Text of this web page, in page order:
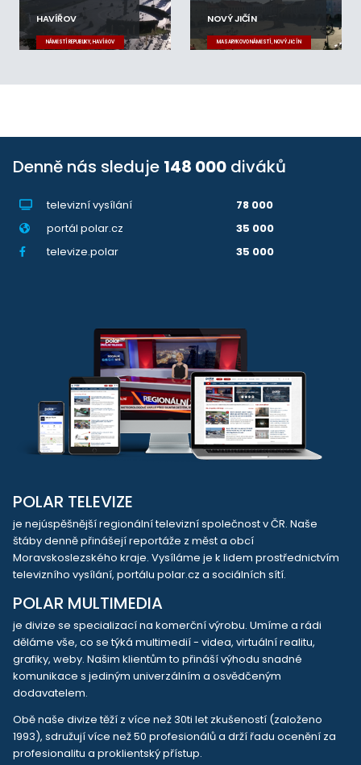
HAVÍŘOV
NÁMĚSTÍ REPUBLIKY, HAVÍŘOV
NOVÝ JIČÍN
MASARYKOVO NÁMĚSTÍ, NOVÝ JIČÍN
Denně nás sleduje 148 000 diváků
televizní vysílání
78 000
portál polar.cz
35 000
televize.polar
35 000
POLAR TELEVIZE
je nejúspěšnější regionální televizní společnost v ČR. Naše
štáby denně přinášejí reportáže z měst a obcí
Moravskoslezského kraje. Vysíláme je k lidem prostřednictvím
televizního vysílání, portálu polar.cz a sociálních sítí.
POLAR MULTIMEDIA
je divize se specializací na komerční výrobu. Umíme a rádi
děláme vše, co se týká multimedií - videa, virtuální realitu,
grafiky, weby. Našim klientům to přináší výhodu snadné
komunikace s jediným univerzálním a osvědčeným
dodavatelem.
Obě naše divize těží z více než 30ti let zkušeností (založeno
1993), sdružují více než 50 profesionálů a drží řadu ocenění za
profesionalitu a proklientský přístup.